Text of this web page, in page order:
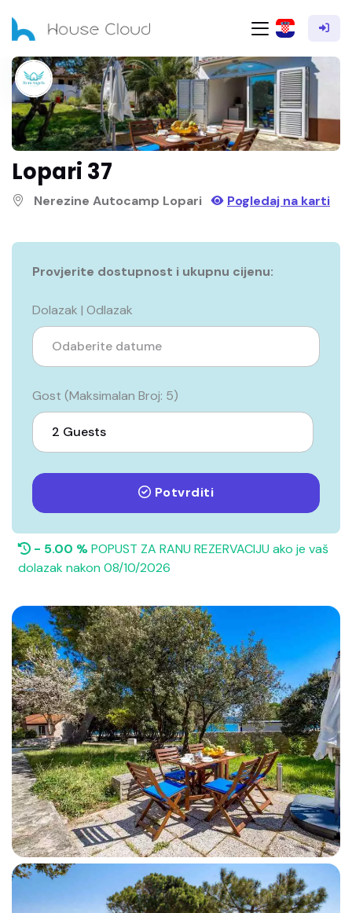
Lopari 37
Nerezine Autocamp Lopari Pogledaj na karti
Provjerite dostupnost i ukupnu cijenu:
Dolazak | Odlazak
Gost (Maksimalan Broj: 5)
Potvrditi
- 5.00 %POPUST ZA RANU REZERVACIJU ako je vaš
dolazak nakon 08/10/2026